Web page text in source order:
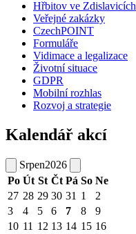
Hřbitov ve Zdislavicích
Veřejné zakázky
CzechPOINT
Formuláře
Vidimace a legalizace
Životní situace
GDPR
Mobilní rozhlas
Rozvoj a strategie
Kalendář akcí
Srpen2026
Po Út St Čt Pá So Ne
27 28 29 30 31 1
2
3
4 5 6 7 8
9
10 11 12 13 14 15 16